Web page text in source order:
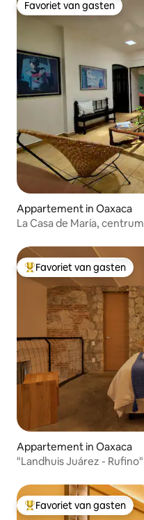
Favoriet van gasten
Favoriet van gasten
Appartement in Oaxaca
La Casa de María, centrum
Topfavoriet van gasten
Favoriet van gasten
Appartement in Oaxaca
"Landhuis Juárez - Rufino"
Topfavoriet van gasten
Favoriet van gasten